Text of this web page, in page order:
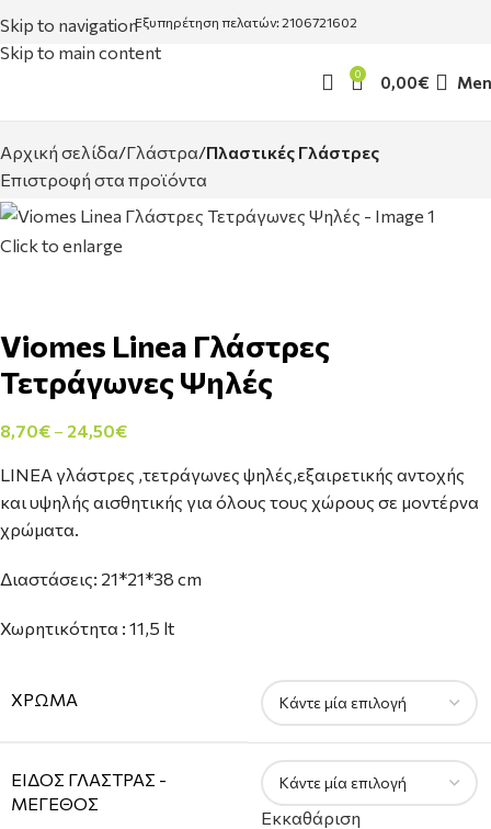
Skip to navigation
Skip to main content
Εξυπηρέτηση πελατών: 2106721602
0 0,00€
Αρχική σελίδα Γλάστρα Πλαστικές Γλάστρες
Επιστροφή στα προϊόντα
Click to enlarge
Viomes Linea Γλάστρες
Τετράγωνες Ψηλές
8,70€ – 24,50€
LINEA γλάστρες ,τετράγωνες ψηλές,εξαιρετικής αντοχής
και υψηλής αισθητικής για όλους τους χώρους σε μοντέρνα
χρώματα.
Διαστάσεις: 21*21*38 cm
Χωρητικότητα : 11,5 lt
ΧΡΏΜΑ
ΕΊΔΟΣ ΓΛΆΣΤΡΑΣ -
ΜΈΓΕΘΟΣ
Εκκαθάριση